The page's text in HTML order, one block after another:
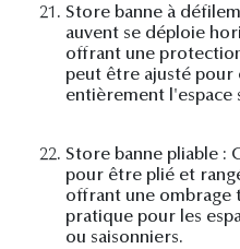
21. Store banne à
auvent se déploie
offrant une
peut être ajusté
entièrement l'espace
22. Store banne pliable :
pour être plié et
offrant une ombrage
pratique pour les
ou saisonniers.